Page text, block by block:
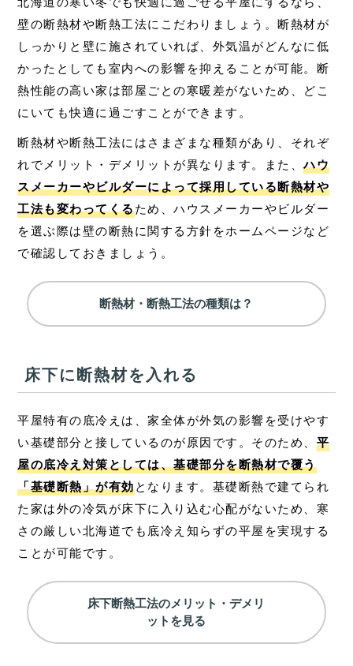
壁の断熱材や断熱工法にこだわりましょう。断熱材が
しっかりと壁に施されていれば、外気温がどんなに低
かったとしても室内への影響を抑えることが可能。断
熱性能の高い家は部屋ごとの寒暖差がないため、どこ
にいても快適に過ごすことができます。
断熱材や断熱工法にはさまざまな種類があり、それぞ
れでメリット・デメリットが異なります。また、ハウ
スメーカーやビルダーによって採用している断熱材や
工法も変わってくるため、ハウスメーカーやビルダー
を選ぶ際は壁の断熱に関する方針をホームページなど
で確認しておきましょう。
断熱材・断熱工法の種類は？
床下に断熱材を入れる
平屋特有の底冷えは、家全体が外気の影響を受けやす
い基礎部分と接しているのが原因です。そのため、 平
屋の底冷え対策としては、基礎部分を断熱材で覆う
「基礎断熱」が有効となります。基礎断熱で建てられ
た家は外の冷気が床下に入り込む心配がないため、寒
さの厳しい北海道でも底冷え知らずの平屋を実現する
ことが可能です。
床下断熱工法のメリット・デメリ
ットを見る